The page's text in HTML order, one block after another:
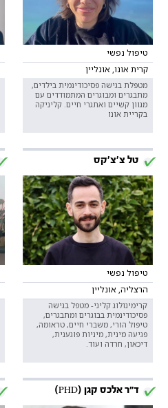
טיפול נפשי
קרית אונו, אונליין
מטפלת בגישה פסיכודינמית בילדים,
מתבגרים ומבוגרים המתמודדים עם
מגוון קשיים ואתגרי חיים. קליניקה
בקריית אונו
טל צ׳צ׳קס
טיפול נפשי
הרצליה, אונליין
קרימינולוג קליני- מטפל בגישה
פסיכודינמית בבוגרים ומתבגרים,
טיפול הורי, משברי חיים, טראומה,
פגיעה מינית, מיניות פוגענית,
דיכאון, חרדה ועוד.
ד"ר אלכס קגן (PHD)